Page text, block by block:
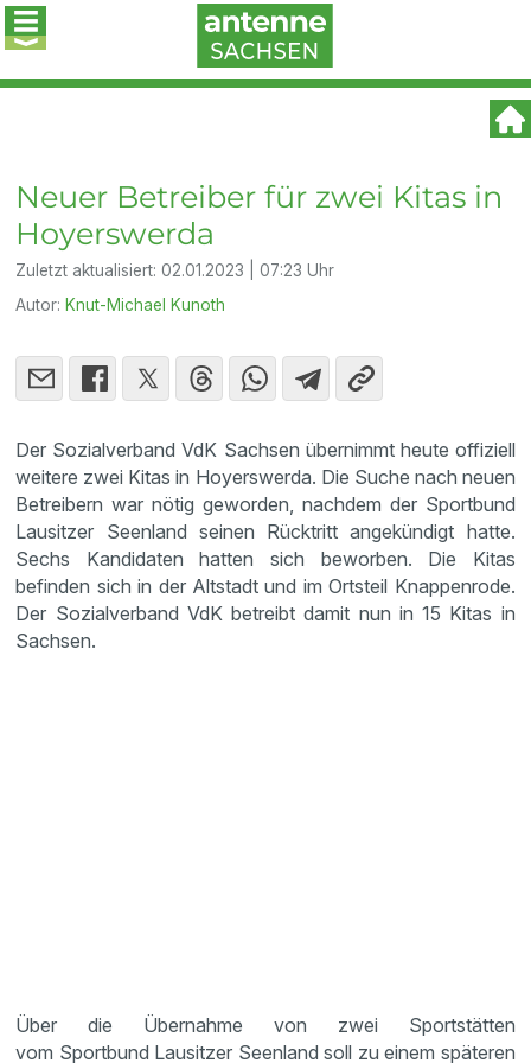
Neuer Betreiber für zwei Kitas in
Hoyerswerda
Zuletzt aktualisiert:02.01.2023 | 07:23 Uhr
Autor: Knut-Michael Kunoth
Der Sozialverband VdK Sachsen übernimmt heute offiziell
weitere zwei Kitas in Hoyerswerda. Die Suche nach neuen
Betreibern war nötig geworden, nachdem der Sportbund
Lausitzer Seenland seinen Rücktritt angekündigt hatte.
Sechs Kandidaten hatten sich beworben. Die Kitas
befinden sich in der Altstadt und im Ortsteil Knappenrode.
Der Sozialverband VdK betreibt damit nun in 15 Kitas in
Sachsen.
Über die Übernahme von zwei Sportstätten
vom Sportbund Lausitzer Seenland soll zu einem späteren